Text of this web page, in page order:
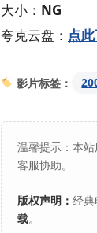
大小： NG
夸克云盘： 点
影片标签：
温馨提示：本
客服协助。
版权声明： 经
载。